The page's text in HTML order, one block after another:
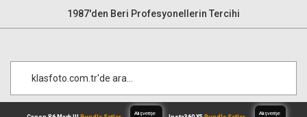
1987'den Beri Profesyonellerin Tercihi